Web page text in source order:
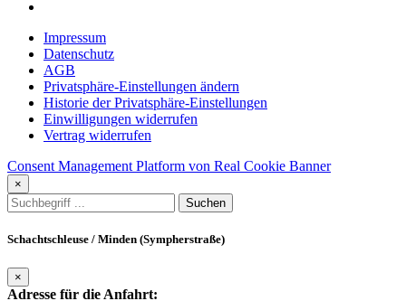
Impressum
Datenschutz
AGB
Privatsphäre-Einstellungen ändern
Historie der Privatsphäre-Einstellungen
Einwilligungen widerrufen
Vertrag widerrufen
Consent Management Platform von Real Cookie Banner
×
Schachtschleuse / Minden (Sympherstraße)
×
Adresse für die Anfahrt: